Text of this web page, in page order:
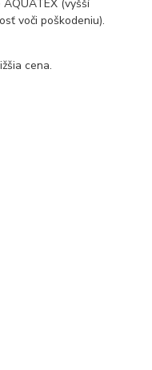
(vyšší
voči poškodeniu).
cena.